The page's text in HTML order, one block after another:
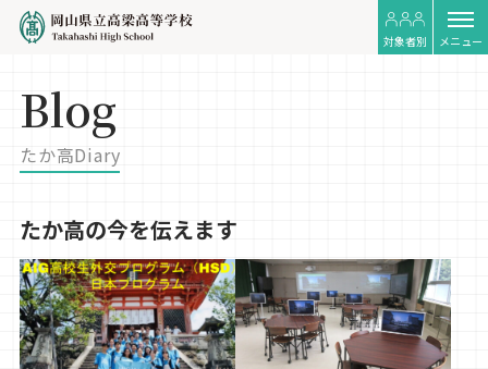
対象者別 メニュー
Blog
たか高Diary
たか高の今を伝えます